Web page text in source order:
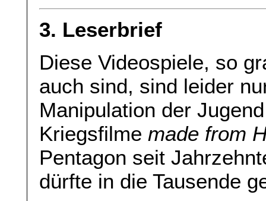
3. Leserbrief
Diese Videospiele, so
auch sind, sind leider
Manipulation der
Kriegsfilme made from
Pentagon seit
dürfte in die Tausende